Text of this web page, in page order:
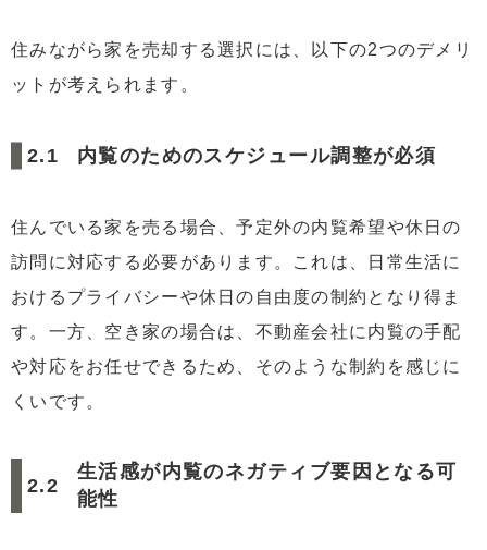
住みながら家を売却する選択には、以下の2つのデメリ
ットが考えられます。
内覧のためのスケジュール調整が必須
住んでいる家を売る場合、予定外の内覧希望や休日の
訪問に対応する必要があります。これは、日常生活に
おけるプライバシーや休日の自由度の制約となり得ま
す。一方、空き家の場合は、不動産会社に内覧の手配
や対応をお任せできるため、そのような制約を感じに
くいです。
生活感が内覧のネガティブ要因となる可
能性